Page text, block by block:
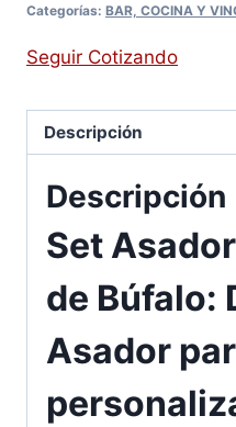
Categorías: BAR, COCINA Y
Seguir Cotizando
Descripción
Descripción
Set
de Búfalo:
Asador